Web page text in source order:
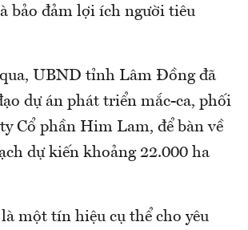
bảo đảm lợi ích người tiêu
UBND tỉnh Lâm Đồng đã
dự án phát triển mắc-ca, phối
Cổ phần Him Lam, để bàn về
dự kiến khoảng 22.000 ha
một tín hiệu cụ thể cho yêu